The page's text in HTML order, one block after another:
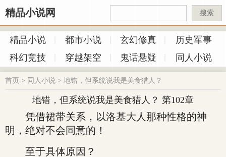
精品小说网 搜索
精品小说 都市小说 玄幻修真
历史军事
科幻竞技
穿越架空 鬼话悬疑 同人小说
首页 > 同人小说 > 地错，但系统说我是美食猎人？
地错，但系统说我是美食猎人？ 第102章
凭借裙带关系，以洛基大人那种性格的神
明，绝对不会同意的！
至于具体原因？